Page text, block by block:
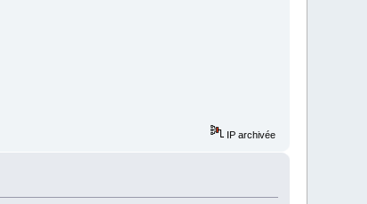
IP archivée